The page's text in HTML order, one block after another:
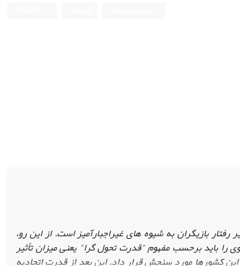
بازیگران به شیوه ‏‏های غیراجبارآمیز است. از این رو،
را باید برحسب مفهوم "قدرت تحول‏ گرا" یعنی میزان تأثیر
کشورها مورد سنجش قرار داد. این بعد از قدرت اتحادیه